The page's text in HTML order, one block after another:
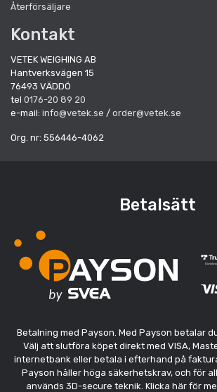
Återförsäljare
Kontakt
VETEK WEIGHING AB
Hantverksvägen 15
76493 VÄDDÖ
tel 0176-20 89 20
e-mail: info@vetek.se / order@vetek.se
Org. nr: 556446-4062
Betalsätt
Betalning med Payson. Med Payson betalar
Välj att slutföra köpet direkt med VISA,
internetbank eller betala i efterhand på
Payson håller höga säkerhetskrav, och för
används 3D-secure teknik. Klicka här för